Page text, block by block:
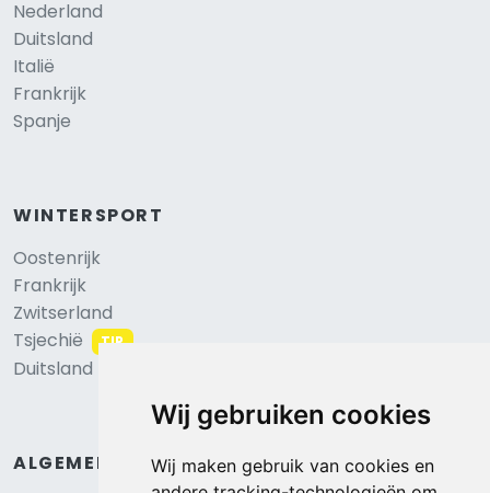
Wij gebruiken cookies
Wij maken gebruik van cookies en
Nederland
Duitsland
Italië
Frankrijk
Spanje
WINTERSPORT
Oostenrijk
Frankrijk
Zwitserland
Tsjechië
TIP
Duitsland
ALGEMEEN